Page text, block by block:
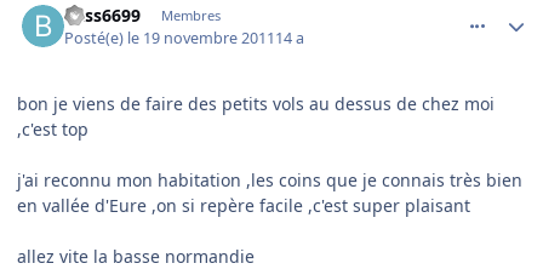
bass6699 Membres
Posté(e) le 19 novembre 201114 a
bon je viens de faire des petits vols au dessus de chez moi
,c'est top
j'ai reconnu mon habitation ,les coins que je connais très bien
en vallée d'Eure ,on si repère facile ,c'est super plaisant
allez vite la basse normandie